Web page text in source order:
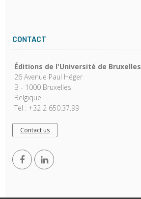
CONTACT
Éditions de l'Université de Bruxelles
26 Avenue Paul Héger
B - 1000 Bruxelles
Belgique
Tel : +32 2 650.37.99
Contact us